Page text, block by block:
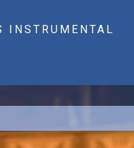
INSTRUMENTAL